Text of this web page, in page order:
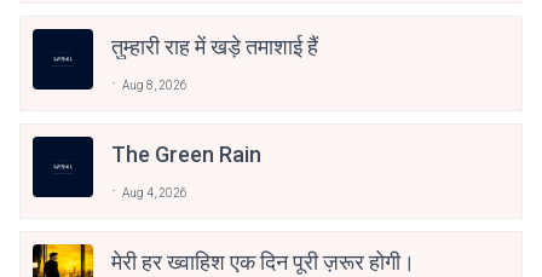
तुम्हारी राह में खड़े तमाशाई हैं
Aug 8, 2026
The Green Rain
Aug 4, 2026
मेरी हर ख्वाहिश एक दिन पूरी ज़रूर होगी।